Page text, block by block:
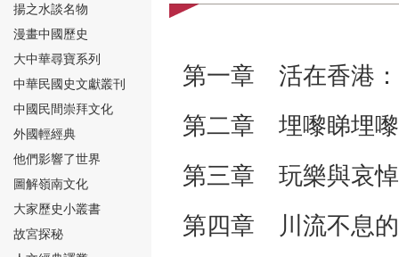
⑯
⑰
揚之水談名物
漫畫中國歷史
大中華尋寶系列
中華民國史文獻叢刊
中國民間崇拜文化
外國輕經典
他們影響了世界
圖解嶺南文化
大家歷史小叢書
故宮探秘
第一章 活在香港
第二章 埋嚟睇埋
第三章 玩樂與哀
第四章 川流不息